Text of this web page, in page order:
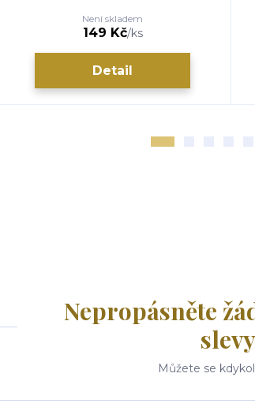
149 Kč/ks
Není skladem
Detail
Nepropásněte
Můžete se